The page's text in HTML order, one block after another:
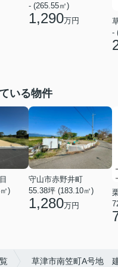
- (265.55㎡)
1,290万円
-
いる物件
)
守山市赤野井町
55.38坪 (183.10㎡)
1,280万円
草津市南笠町A号地